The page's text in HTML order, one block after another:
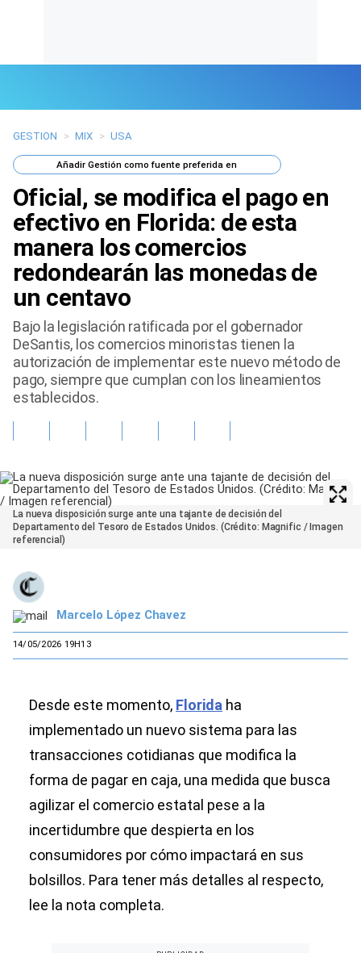
Últimas Noticias
Mi Bolsillo
Respuestas
Gente
Tendencias Mix
Sports
GESTION > MIX > USA
AñadirGestión como fuente preferida en
Oficial, se modifica el pago en
efectivo en Florida: de esta
manera los comercios
redondearán las monedas de
un centavo
Bajo la legislación ratificada por el gobernador
DeSantis, los comercios minoristas tienen la
autorización de implementar este nuevo método de
pago, siempre que cumplan con los lineamientos
establecidos.
La nueva disposición surge ante una tajante de decisión del
Departamento del Tesoro de Estados Unidos. (Crédito: Magnific / Imagen
referencial)
Marcelo López Chavez
14/05/2026 19H13
Desde este momento, Florida ha
implementado un nuevo sistema para las
transacciones cotidianas que modifica la
forma de pagar en caja, una medida que busca
agilizar el comercio estatal pese a la
incertidumbre que despierta en los
consumidores por cómo impactará en sus
bolsillos. Para tener más detalles al respecto,
lee la nota completa.